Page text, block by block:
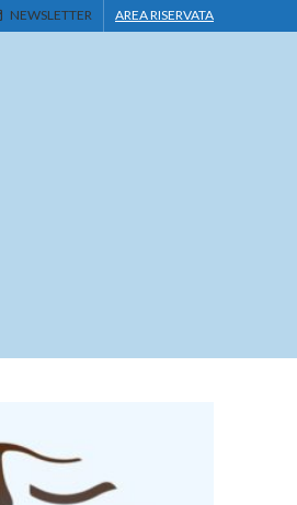
NEWSLETTER AREA RISERVATA